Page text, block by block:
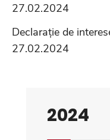
27.02.2024
Declarație de
27.02.2024
2024